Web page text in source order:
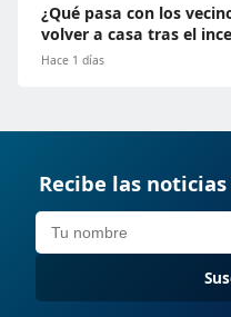
¿Qué pasa con los
volver a casa tras el
Hace 1 días
Recibe las